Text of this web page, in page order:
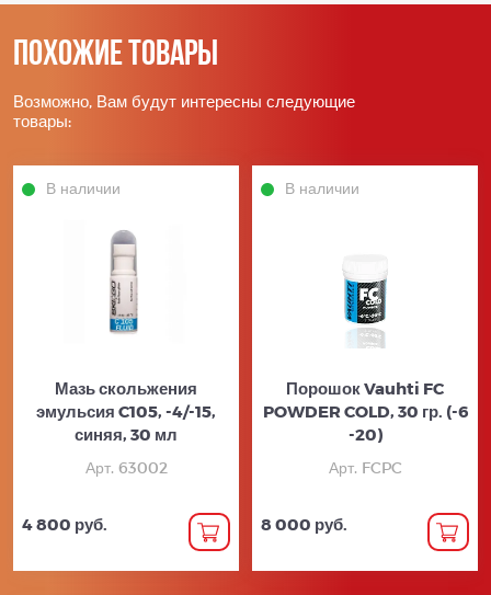
Похожие товары
Возможно, Вам будут интересны следующие
товары:
В наличии
Мазь скольжения
эмульсия C105, -4/-15,
синяя, 30 мл
Арт. 63002
4 800 руб.
В наличии
Порошок Vauhti FC
POWDER COLD, 30 гр. (-6
-20)
Арт. FCPC
8 000 руб.